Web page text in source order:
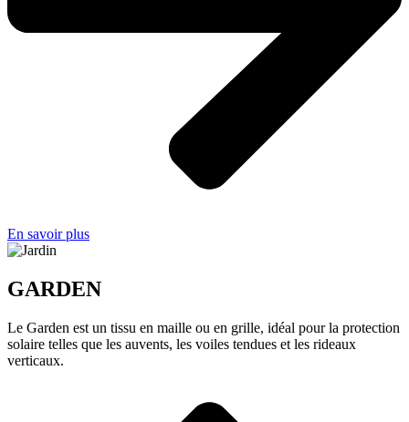
En savoir plus
GARDEN
Le Garden est un tissu en maille ou en grille, idéal pour la protection
solaire telles que les auvents, les voiles tendues et les rideaux
verticaux.